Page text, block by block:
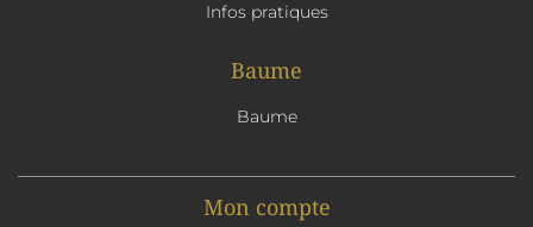
Infos pratiques
Baume
Baume
Mon compte